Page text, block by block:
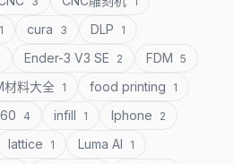
1 cura 3 DLP 1
Ender-3 V3 SE 2 FDM 5
材料大全 1 food printing 1
4 infill 1 Iphone 2
lattice 1 Luma AI 1